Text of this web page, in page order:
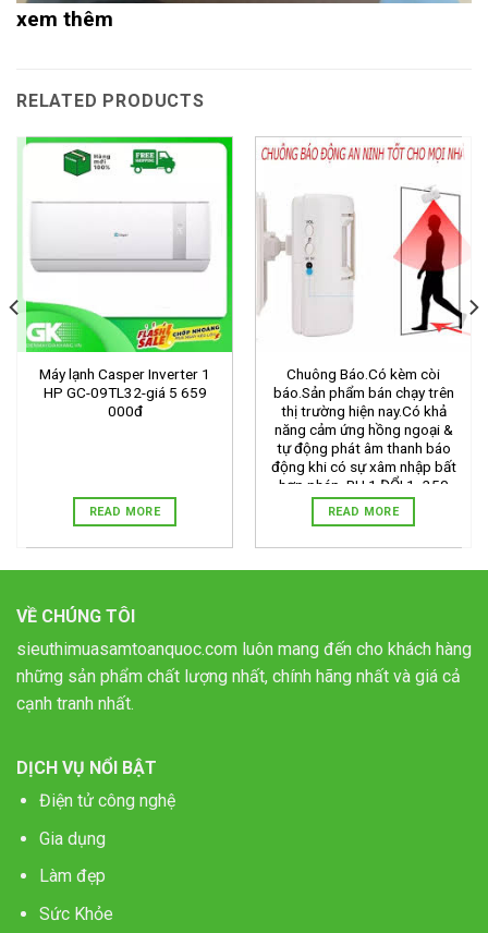
xem thêm
RELATED PRODUCTS
Máy lạnh Casper Inverter 1
HP GC-09TL32-giá 5 659
000đ
READ MORE
Chuông Báo.Có kèm còi
báo.Sản phẩm bán chạy trên
thị trường hiện nay.Có khả
năng cảm ứng hồng ngoại &
tự động phát âm thanh báo
động khi có sự xâm nhập bất
hợp pháp. BH 1 ĐỔI 1 -350
000đ
READ MORE
VỀ CHÚNG TÔI
sieuthimuasamtoanquoc.com luôn mang đến cho khách hàng
những sản phẩm chất lượng nhất, chính hãng nhất và giá cả
cạnh tranh nhất.
DỊCH VỤ NỔI BẬT
Điện tử công nghệ
Gia dụng
Làm đẹp
Sức Khỏe